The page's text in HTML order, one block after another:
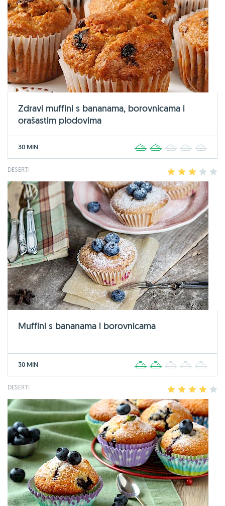
Zdravi muffini s bananama, borovnicama i
orašastim plodovima
30 MIN 2 3 4
DESERTI 2 3 4
Muffini s bananama i borovnicama
30 MIN 2 3 4
DESERTI 2 3 4